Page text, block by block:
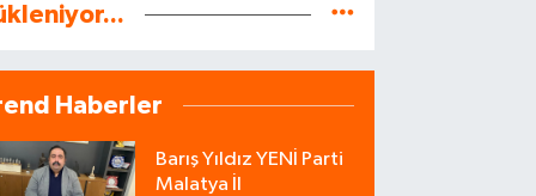
Haberler
Barış Yıldız YENİ Parti
Malatya İl